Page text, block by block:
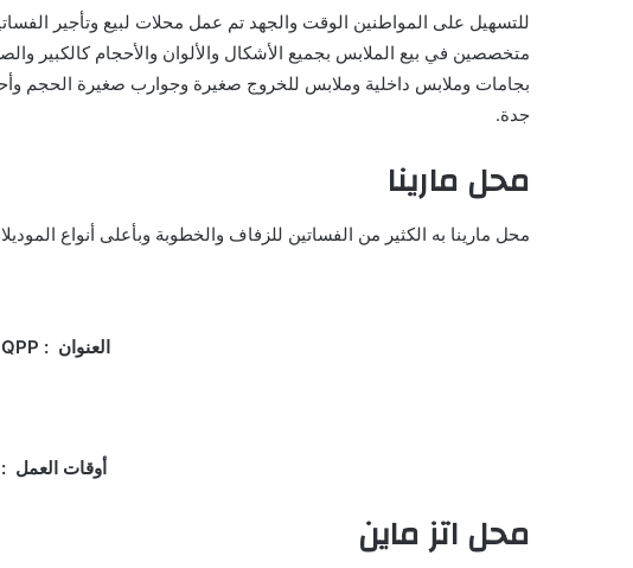
للتسهيل على المواطنين الوقت والجهد تم عمل محلات لبيع وتأجير
متخصصين في بيع الملابس بجميع الأشكال والألوان والأحجام كالكبير
جدة.
محل مارينا
محل مارينا به الكثير من الفساتين للزفاف والخطوبة وبأعلى أنواع
العنوان : H5GW+QPP، الفيصلية، جدة 23447، المملكة العربية السعودية.
أوقات العمل : جميع
محل اتز ماين